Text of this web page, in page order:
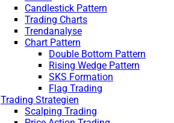
Candlestick Pattern
Trading Charts
Trendanalyse
Chart Pattern
Double Bottom Pattern
Rising Wedge Pattern
SKS Formation
Flag Trading
Trading Strategien
Scalping Trading